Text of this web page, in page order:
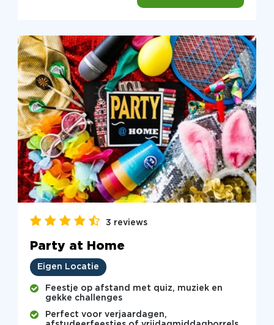
3 reviews
Party at Home
Eigen Locatie
Feestje op afstand met quiz, muziek en
gekke challenges
Perfect voor verjaardagen,